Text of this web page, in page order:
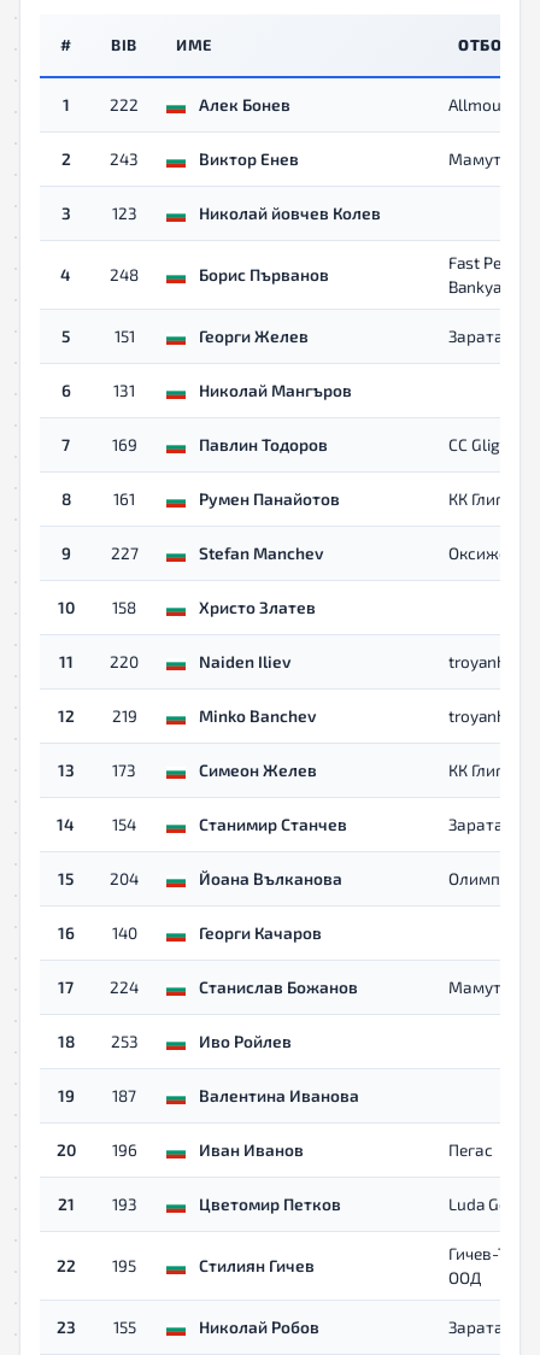
# BIB ИМЕ ОТБОР
1 222 Алек Бонев Allmountain
2 243 Виктор Енев Мамут
3 123 Николай йовчев Колев
4 248 Борис Първанов
Fast Pedals
Bankya
5 151 Георги Желев Зарата
6 131 Николай Мангъров
7 169 Павлин Тодоров CC Gligan
8 161 Румен Панайотов КК Глиган
9 227 Stefan Manchev Оксижен
10 158 Христо Златев
11 220 Naiden Iliev troyanhorse
12 219 Minko Banchev troyanhorse
13 173 Симеон Желев КК Глиган
14 154 Станимир Станчев Зарата
15 204 Йоана Вълканова Олимп
16 140 Георги Качаров
17 224 Станислав Божанов Мамут
18 253 Иво Ройлев
19 187 Валентина Иванова
20 196 Иван Иванов Пегас
21 193 Цветомир Петков Luda Gora
22 195 Стилиян Гичев
Гичев-
ООД
23 155 Николай Робов Зарата